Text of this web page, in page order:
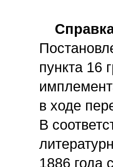
пункта 16
в ходе
В
1886 года